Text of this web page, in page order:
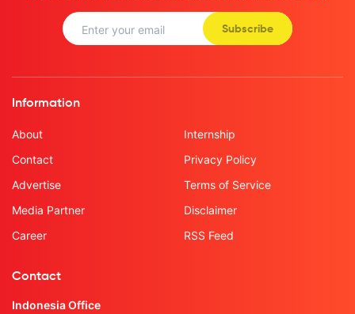
Subscribe
Information
About
Contact
Advertise
Media Partner
Career
Internship
Privacy Policy
Terms of Service
Disclaimer
RSS Feed
Contact
Indonesia Office